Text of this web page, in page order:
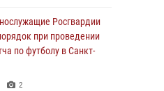
переданы специальные
4
Росгвардии в
Росгвардии
при проведении
по футболу в Санкт-
2